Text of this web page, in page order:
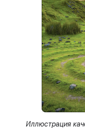
Иллюстрация